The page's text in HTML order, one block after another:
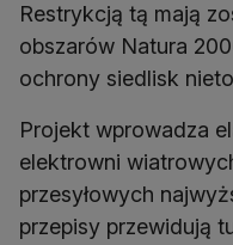
Restrykcją tą mają
obszarów Natura
ochrony siedlisk
Projekt wprowadza
elektrowni
przesyłowych
przepisy przewidują